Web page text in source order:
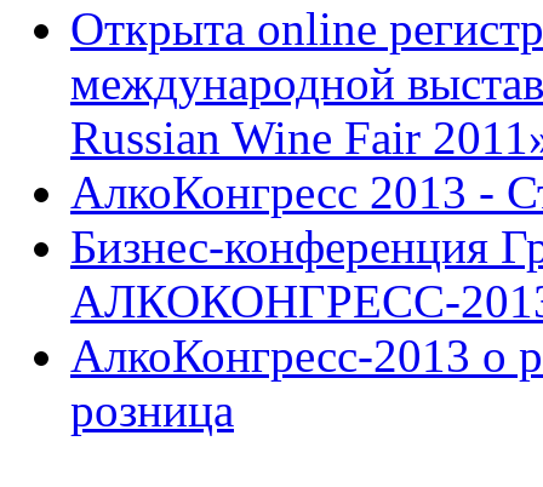
Открыта online
международной
Russian Wine Fair
АлкоКонгресс 2013 -
Бизнес-
АЛКОКОНГРЕСС-
АлкоКонгресс-2013 о
розница